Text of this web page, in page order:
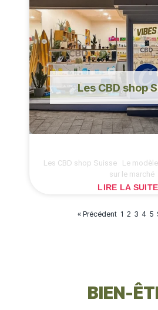
Les CBD shop
Les CBD shop Suisse Le
sur le marché
LIRE LA
« Précédent 1 2 3 4 5
BIEN-